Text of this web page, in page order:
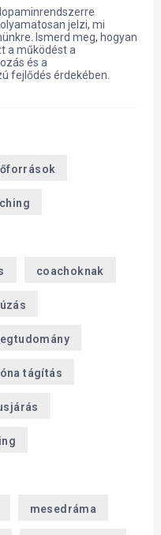
jelzi, mi
Ismerd meg, hogyan
a működést a
és a
fejlődés érdekében.
coachoknak
tágítás
mesedráma